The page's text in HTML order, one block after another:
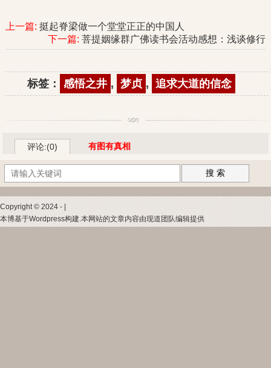
上一篇:挺起脊梁做一个堂堂正正的中国人
下一篇: 菩提姻缘群广佛读书会活动感想：浅谈修行
标签： 感悟之井 , 梦贞 , 追求大道的信念
评论:(0) 有图有真相
搜 索
Copyright © 2024 - |
本博基于Wordpress构建.本网站的文章内容由现道团队编辑提供